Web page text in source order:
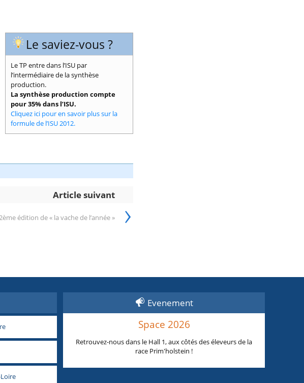
Le saviez-vous ?
Le TP entre dans l’ISU par
l’intermédiaire de la synthèse
production.
La synthèse production compte
pour 35% dans l’ISU.
Cliquez ici pour en savoir plus sur la
formule de l’ISU 2012.
Article suivant
édition de « la vache de l’année » ›
Evenement
Space 2026
Retrouvez-nous dans le Hall 1, aux côtés des éleveurs de la
race Prim'holstein !